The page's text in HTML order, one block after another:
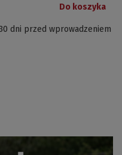
dni przed wprowadzeniem
Do koszyka